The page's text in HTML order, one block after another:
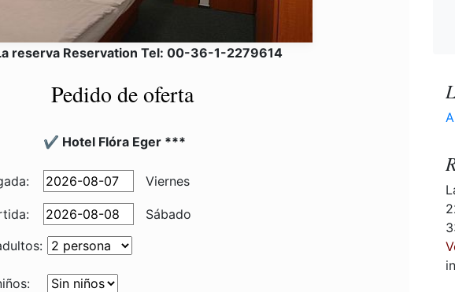
reserva Reservation Tel: 00-36-1-2279614
Pedido de oferta
✔️ Hotel Flóra Eger ***
Viernes
Sábado